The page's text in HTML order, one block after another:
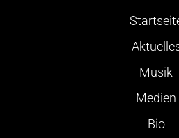
Musik
Medien
Bio